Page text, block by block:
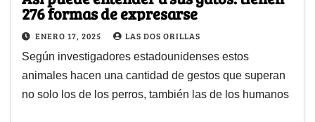
276 formas de expresarse
ENERO 17, 2025 LAS DOS ORILLAS
Según investigadores estadounidenses estos
animales hacen una cantidad de gestos que superan
no solo los de los perros, también las de los humanos